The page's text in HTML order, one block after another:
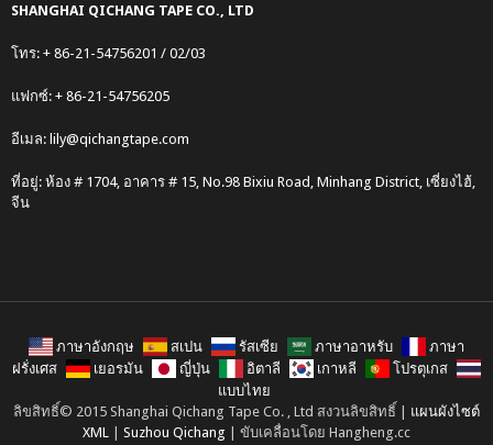
SHANGHAI QICHANG TAPE CO., LTD
โทร: + 86-21-54756201 / 02/03
แฟกซ์: + 86-21-54756205
อีเมล: lily@qichangtape.com
ที่อยู่: ห้อง # 1704, อาคาร # 15, No.98 Bixiu Road, Minhang District, เซี่ยงไฮ้,
จีน
ภาษาอังกฤษ สเปน รัสเซีย ภาษาอาหรับ
ภาษา
ฝรั่งเศส
เยอรมัน ญี่ปุ่น อิตาลี เกาหลี
โปรตุเกส
แบบไทย
ลิขสิทธิ์© 2015 Shanghai Qichang Tape Co. , Ltd สงวนลิขสิทธิ์ | แผนผังไซต์
XML
Suzhou Qichang | ขับเคลื่อนโดย Hangheng.cc